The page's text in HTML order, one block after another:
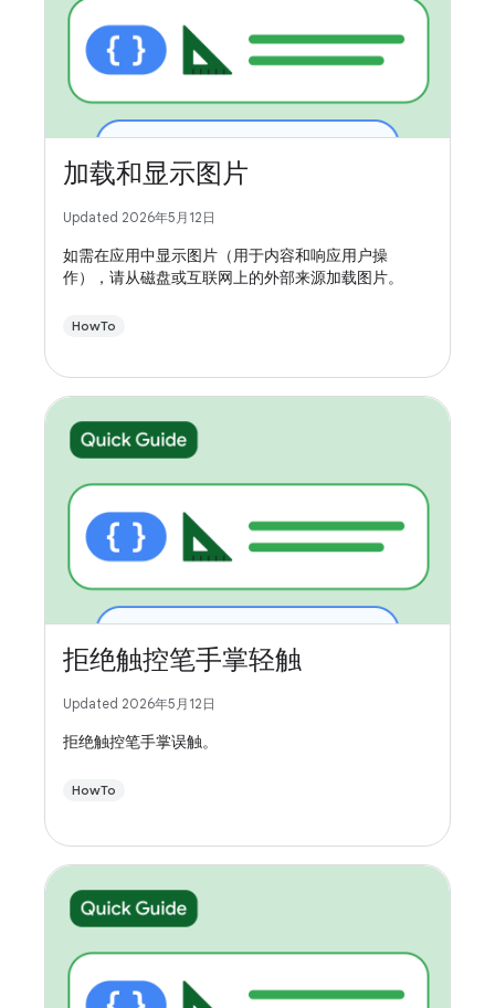
加载和显示图片
Updated 2026年5月12日
如需在应用中显示图片（用于内容和响应用户操
作），请从磁盘或互联网上的外部来源加载图片。
HowTo
拒绝触控笔手掌轻触
Updated 2026年5月12日
拒绝触控笔手掌误触。
HowTo